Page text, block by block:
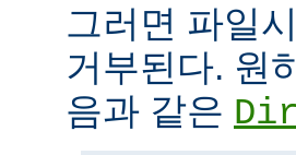
그러면 파일
거부된다. 원
음과 같은